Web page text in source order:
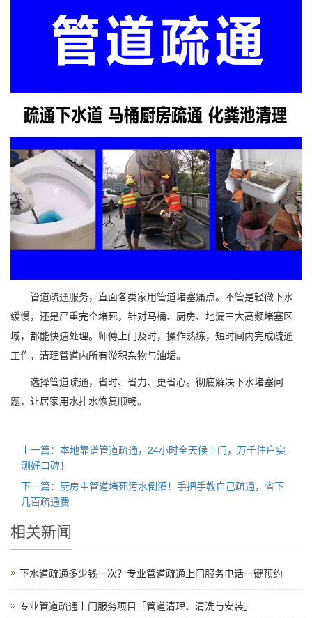
管道疏通服务，直面各类家用管道堵塞痛点。不管是轻微下水
缓慢，还是严重完全堵死，针对马桶、厨房、地漏三大高频堵塞区
域，都能快速处理。师傅上门及时，操作熟练，短时间内完成疏通
工作，清理管道内所有淤积杂物与油垢。
选择管道疏通，省时、省力、更省心。彻底解决下水堵塞问
题，让居家用水排水恢复顺畅。
上一篇：本地靠谱管道疏通，24小时全天候上门，万千住户实
测好口碑！
下一篇：厨房主管道堵死污水倒灌！手把手教自己疏通，省下
几百疏通费
相关新闻
下水道疏通多少钱一次？专业管道疏通上门服务电话一键预约
专业管道疏通上门服务项目「管道清理、清洗与安装」